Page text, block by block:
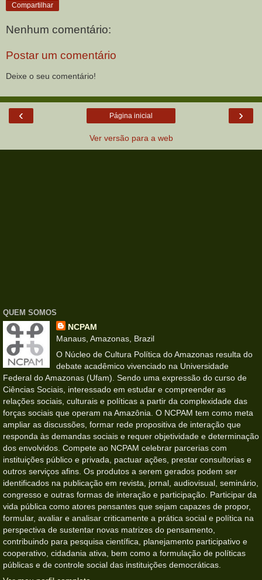
Compartilhar
Nenhum comentário:
Postar um comentário
Deixe o seu comentário!
‹ ›
Página inicial
Ver versão para a web
QUEM SOMOS
NCPAM
Manaus, Amazonas, Brazil
O Núcleo de Cultura Política do Amazonas resulta do
debate acadêmico vivenciado na Universidade
Federal do Amazonas (Ufam). Sendo uma expressão do curso de
Ciências Sociais, interessado em estudar e compreender as
relações sociais, culturais e políticas a partir da complexidade das
forças sociais que operam na Amazônia. O NCPAM tem como meta
ampliar as discussões, formar rede propositiva de interação que
responda às demandas sociais e requer objetividade e determinação
dos envolvidos. Compete ao NCPAM celebrar parcerias com
instituições público e privada, pactuar ações, prestar consultorias e
outros serviços afins. Os produtos a serem gerados podem ser
identificados na publicação em revista, jornal, audiovisual, seminário,
congresso e outras formas de interação e participação. Participar da
vida pública como atores pensantes que sejam capazes de propor,
formular, avaliar e analisar criticamente a prática social e política na
perspectiva de sustentar novas matrizes do pensamento,
contribuindo para pesquisa científica, planejamento participativo e
cooperativo, cidadania ativa, bem como a formulação de políticas
públicas e de controle social das instituições democráticas.